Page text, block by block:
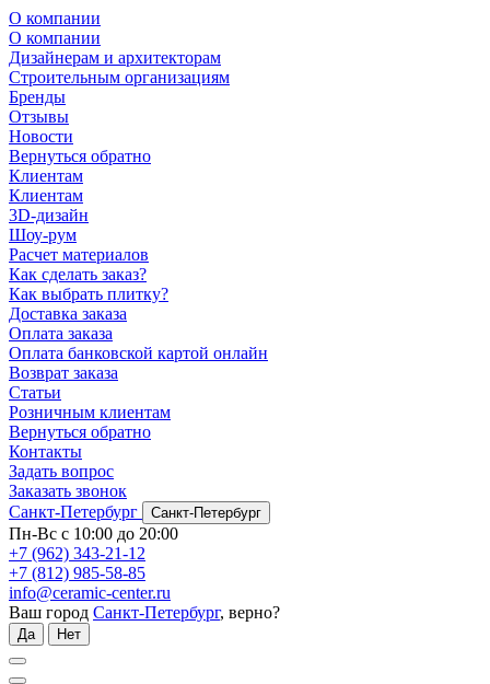
О компании
О компании
Дизайнерам и архитекторам
Строительным организациям
Бренды
Отзывы
Новости
Вернуться обратно
Клиентам
Клиентам
3D-дизайн
Шоу-рум
Расчет материалов
Как сделать заказ?
Как выбрать плитку?
Доставка заказа
Оплата заказа
Оплата банковской картой онлайн
Возврат заказа
Статьи
Розничным клиентам
Вернуться обратно
Контакты
Задать вопрос
Заказать звонок
Санкт-Петербург
Санкт-Петербург
Пн-Вс с 10:00 до 20:00
+7 (962) 343-21-12
+7 (812) 985-58-85
info@ceramic-center.ru
Ваш город Санкт-Петербург, верно?
Да Нет